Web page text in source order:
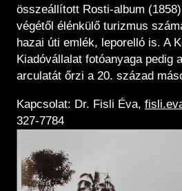
összeállított Rosti-album
végétől élénkülő turizmus
hazai úti emlék, leporelló is. A
Kiadóvállalat fotóanyaga pedig
arculatát őrzi a 20. század
Kapcsolat: Dr. Fisli Éva,
327-7784